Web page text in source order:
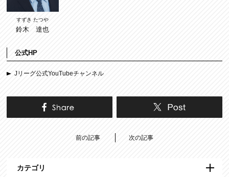
すずき たつや
鈴木 達也
公式HP
Jリーグ公式YouTubeチャンネル
前の記事 次の記事
カテゴリ